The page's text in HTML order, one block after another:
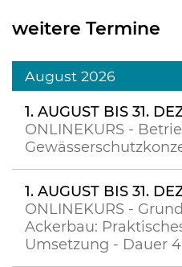
weitere Termine
August 2026
1. AUGUST BIS 31.
ONLINEKURS -
1. AUGUST BIS 31.
ONLINEKURS -
Ackerbau:
Umsetzung - Dauer